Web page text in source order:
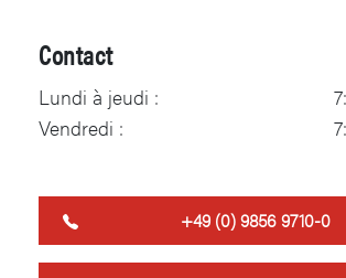
Contact
Lundi à jeudi :
Vendredi :
​+49 (0) 9856 9710-0